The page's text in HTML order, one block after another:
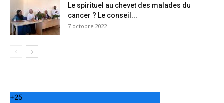
Le spirituel au chevet des malades du
cancer ? Le conseil...
7 octobre 2022
+25